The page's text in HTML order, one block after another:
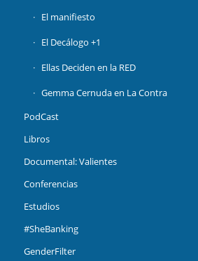
El manifiesto
El Decálogo +1
Ellas Deciden en la RED
Gemma Cernuda en La Contra
PodCast
Libros
Documental: Valientes
Conferencias
Estudios
#SheBanking
GenderFilter